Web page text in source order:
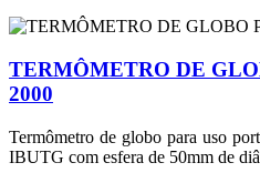
TERMÔMETRO DE
2000
Termômetro de globo para uso
IBUTG com esfera de 50mm de